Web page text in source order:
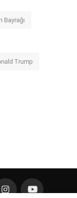
Bayrağı
Trump